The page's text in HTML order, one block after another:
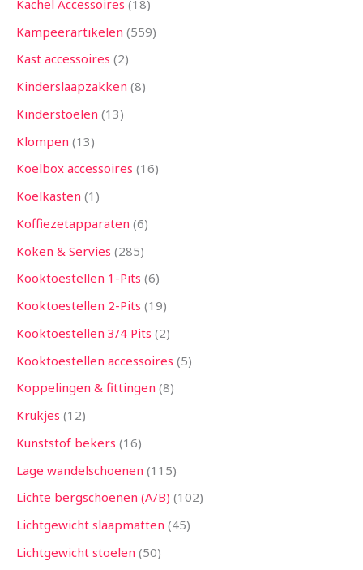
Kachel Accessoires 18
Kampeerartikelen 559
Kast accessoires 2
Kinderslaapzakken 8
Kinderstoelen 13
Klompen 13
Koelbox accessoires 16
Koelkasten 1
Koffiezetapparaten 6
Koken & Servies 285
Kooktoestellen 1-Pits 6
Kooktoestellen 2-Pits 19
Kooktoestellen 3/4 Pits 2
Kooktoestellen accessoires 5
Koppelingen & fittingen 8
Krukjes 12
Kunststof bekers 16
Lage wandelschoenen 115
Lichte bergschoenen (A/B) 102
Lichtgewicht slaapmatten 45
Lichtgewicht stoelen 50